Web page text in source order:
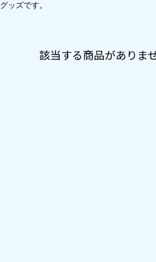
ッズです。
該当する商品がありま